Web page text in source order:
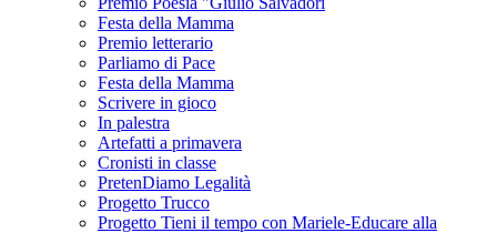
Festa della Mamma
Premio letterario
Parliamo di Pace
Festa della Mamma
Scrivere in gioco
In palestra
Artefatti a primavera
Cronisti in classe
PretenDiamo Legalità
Progetto Trucco
Progetto Tieni il tempo con Mariele-Educare alla